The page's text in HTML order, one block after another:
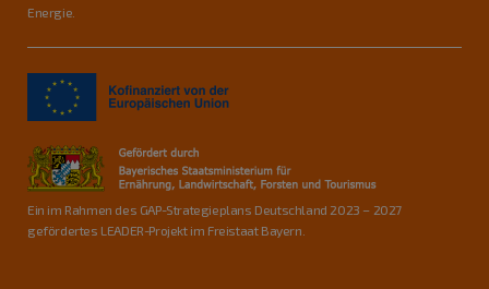
Energie.
Ein im Rahmen des GAP-Strategieplans Deutschland 2023 – 2027
gefördertes LEADER-Projekt im Freistaat Bayern.